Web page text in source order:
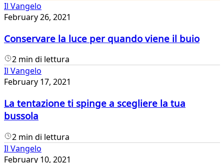
Il Vangelo
February 26, 2021
Conservare la luce per quando viene il buio
2 min di lettura
Il Vangelo
February 17, 2021
La tentazione ti spinge a scegliere la tua
bussola
2 min di lettura
Il Vangelo
February 10, 2021